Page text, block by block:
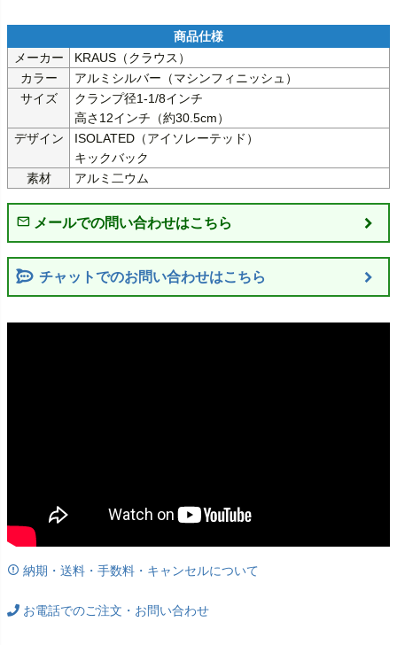
メーカー
KRAUS（クラウス）
カラー
アルミシルバー（マシンフィニッシュ）
サイズ
クランプ径1-1/8インチ
高さ12インチ（約30.5cm）
デザイン
ISOLATED（アイソレーテッド）
キックバック
素材
アルミ二ウム
チャットでのお問い合わせはこちら
納期・送料・手数料・キャンセルについて
お電話でのご注文・お問い合わせ